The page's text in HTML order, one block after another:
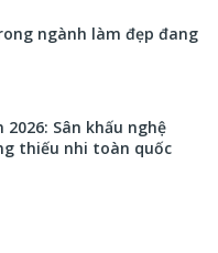
ngành làm đẹp đang
2026: Sân khấu nghệ
thiếu nhi toàn quốc